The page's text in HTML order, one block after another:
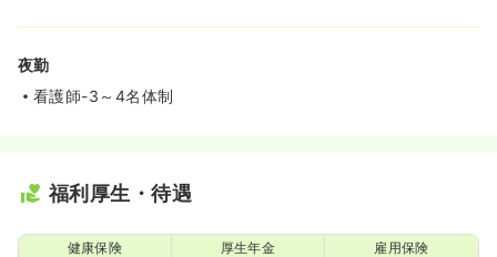
夜勤
看護師-3～4名体制
福利厚生・待遇
健康保険 厚生年金 雇用保険